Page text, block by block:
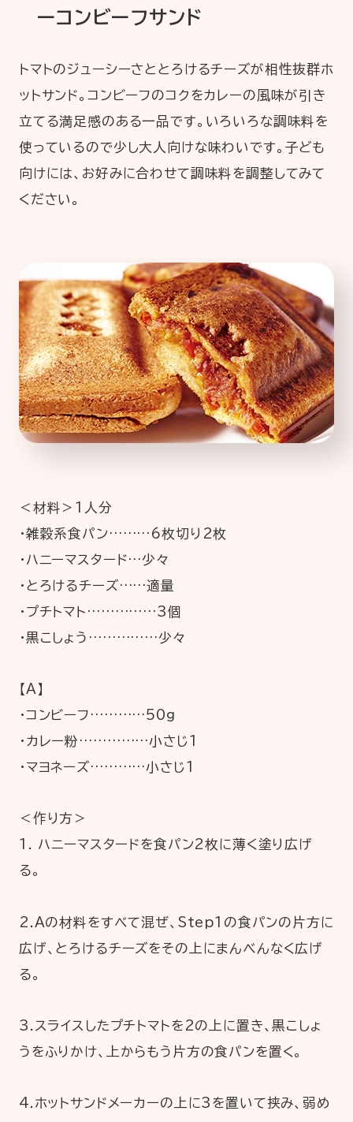
ーコンビーフサンド
トマトのジューシーさととろけるチーズが相性抜群ホ
ットサンド。コンビーフのコクをカレーの風味が引き
立てる満足感のある一品です。いろいろな調味料を
使っているので少し大人向けな味わいです。子ども
向けには、お好みに合わせて調味料を調整してみて
ください。
＜材料＞1人分
・雑穀系食パン………6枚切り2枚
・ハニーマスタード…少々
・とろけるチーズ……適量
・プチトマト……………3個
・黒こしょう……………少々
【A】
・コンビーフ…………50g
・カレー粉……………小さじ1
・マヨネーズ…………小さじ1
＜作り方＞
1. ハニーマスタードを食パン2枚に薄く塗り広げ
る。
2.Aの材料をすべて混ぜ、Step1の食パンの片方に
広げ、とろけるチーズをその上にまんべんなく広げ
る。
3.スライスしたプチトマトを2の上に置き、黒こしょ
うをふりかけ、上からもう片方の食パンを置く。
4.ホットサンドメーカーの上に3を置いて挟み、弱め